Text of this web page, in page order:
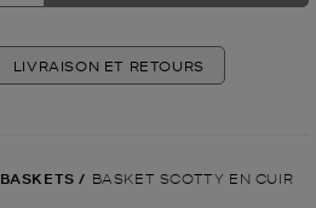
LIVRAISON ET RETOURS
BASKETS / BASKET SCOTTY EN CUIR